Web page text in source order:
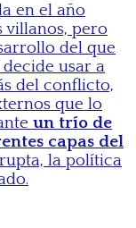
en el año
villanos, pero
del que
usar a
del conflicto,
que lo
un trío de
capas del
la política